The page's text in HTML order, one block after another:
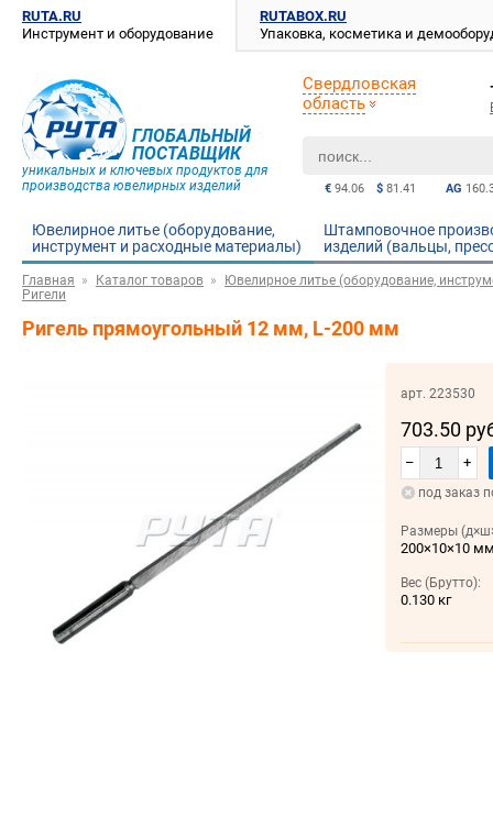
RUTA.RU
Инструмент и оборудование
RUTABOX.RU
Упаковка, косметика и
ГЛОБАЛЬНЫЙ
ПОСТАВЩИК
уникальных и ключевых продуктов для
производства ювелирных изделий
AG
€ 94.06 $ 81.41
Свердловская
область
Ювелирное литье (оборудование,
инструмент и расходные материалы)
Штамповочное
изделий (вальцы,
Главная Каталог товаров
Ювелирное литье (оборудование,
Ригели
Ригель прямоугольный 12 мм, L-200 мм
арт. 223530
703.50
– +
под заказ
Размеры
200×10×10
Вес (Брутто):
0.130 кг